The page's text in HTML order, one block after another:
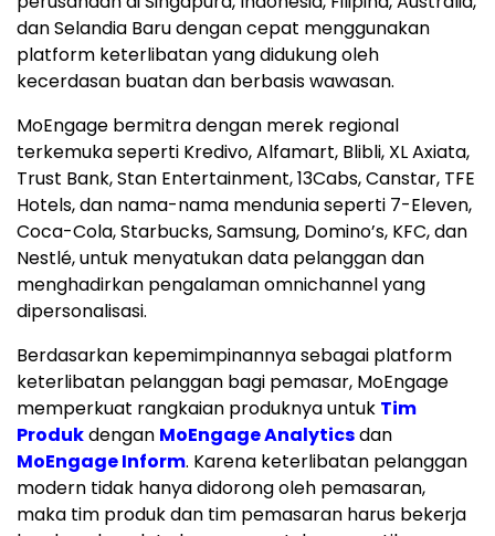
danSelandia Barudengan cepat menggunakan
platform keterlibatan yang didukung oleh
kecerdasan buatan dan berbasis wawasan.
MoEngage bermitra dengan merek regional
terkemuka seperti Kredivo, Alfamart, Blibli, XL Axiata,
Trust Bank, Stan Entertainment, 13Cabs, Canstar, TFE
Hotels, dan nama-nama mendunia seperti 7-Eleven,
Coca-Cola, Starbucks, Samsung, Domino’s, KFC, dan
Nestlé, untuk menyatukan data pelanggan dan
menghadirkan pengalaman omnichannel yang
dipersonalisasi.
Berdasarkan kepemimpinannya sebagai platform
keterlibatan pelanggan bagi pemasar, MoEngage
memperkuat rangkaian produknya untuk Tim
Produkdengan MoEngage Analyticsdan
MoEngage Inform. Karena keterlibatan pelanggan
modern tidak hanya didorong oleh pemasaran,
maka tim produk dan tim pemasaran harus bekerja